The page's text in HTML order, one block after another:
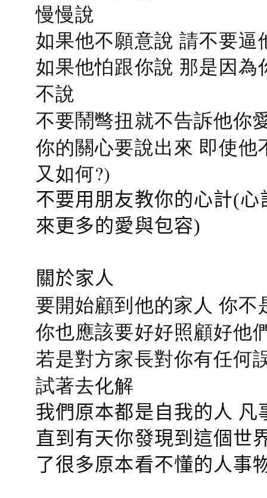
慢慢說
如果他不願意說 請不要逼
如果他怕跟你說 那是因
不說
不要鬧彆扭就不告訴他你
你的關心要說出來 即使
又如何?)
不要用朋友教你的心計(
來更多的愛與包容)
關於家人
要開始顧到他的家人 你
你也應該要好好照顧好他
若是對方家長對你有任何
試著去化解
我們原本都是自我的人
直到有天你發現到這個世
了很多原本看不懂的人事